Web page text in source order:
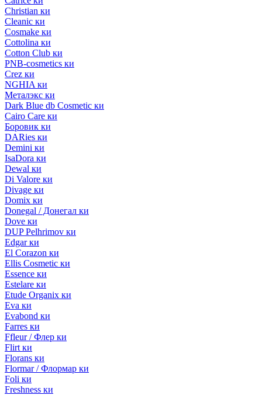
Christian ки
Cleanic ки
Cosmake ки
Cottolina ки
Cotton Club ки
PNB-cosmetics ки
Crez ки
NGHIA ки
Металэкс ки
Dark Blue db Cosmetic ки
Cairo Care ки
Боровик ки
DARies ки
Demini ки
IsaDora ки
Dewal ки
Di Valore ки
Divage ки
Domix ки
Donegal / Донегал ки
Dove ки
DUP Pelhrimov ки
Edgar ки
El Corazon ки
Ellis Cosmetic ки
Essence ки
Estelare ки
Etude Organix ки
Eva ки
Evabond ки
Farres ки
Ffleur / Флер ки
Flirt ки
Florans ки
Flormar / Флормар ки
Foli ки
Freshness ки